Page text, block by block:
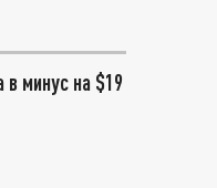
в минус на $19